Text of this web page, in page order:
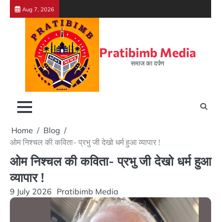
Skip
Aug 7, 2026
Pratibimb Media
समाज का दर्पण
Home
Blog
ओम निश्चल की कविता- प्रभु जी देखो धर्म हुआ व्यापार !
ओम निश्चल की कविता- प्रभु जी देखो धर्म हुआ
व्यापार !
9 July 2026 Pratibimb Media